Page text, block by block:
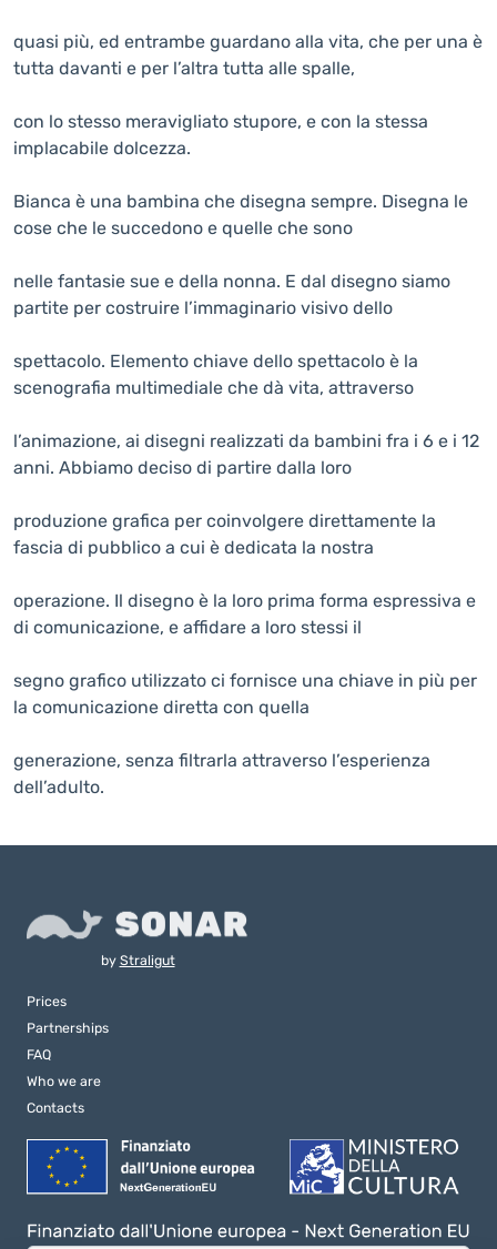
quasi più, ed entrambe guardano alla vita, che per una è
tutta davanti e per l’altra tutta alle spalle,
con lo stesso meravigliato stupore, e con la stessa
implacabile dolcezza.
Bianca è una bambina che disegna sempre. Disegna le
cose che le succedono e quelle che sono
nelle fantasie sue e della nonna. E dal disegno siamo
partite per costruire l’immaginario visivo dello
spettacolo. Elemento chiave dello spettacolo è la
scenografia multimediale che dà vita, attraverso
l’animazione, ai disegni realizzati da bambini fra i 6 e i 12
anni. Abbiamo deciso di partire dalla loro
produzione grafica per coinvolgere direttamente la
fascia di pubblico a cui è dedicata la nostra
operazione. Il disegno è la loro prima forma espressiva e
di comunicazione, e affidare a loro stessi il
segno grafico utilizzato ci fornisce una chiave in più per
la comunicazione diretta con quella
generazione, senza filtrarla attraverso l’esperienza
dell’adulto.
by Straligut
Prices
Partnerships
FAQ
Who we are
Contacts